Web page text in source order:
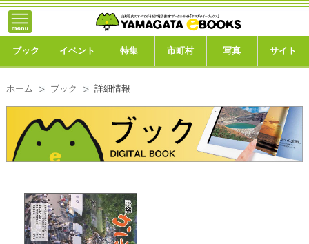
ブック イベント 特集 市町村 写真 サイト
ホーム ブック 詳細情報
トップ
ブック
市町村
このサイトについて
運営会社
}; -->